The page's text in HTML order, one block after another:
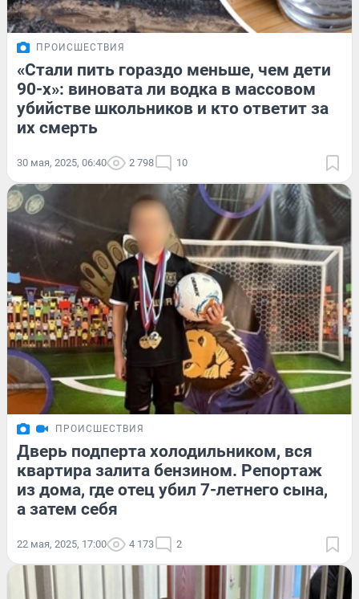
ПРОИСШЕСТВИЯ
«Стали пить гораздо меньше, чем дети
90-х»: виновата ли водка в массовом
убийстве школьников и кто ответит за
их смерть
30 мая, 2025, 06:40 2 798 10
ПРОИСШЕСТВИЯ
Дверь подперта холодильником, вся
квартира залита бензином. Репортаж
из дома, где отец убил 7-летнего сына,
а затем себя
22 мая, 2025, 17:00 4 173 2